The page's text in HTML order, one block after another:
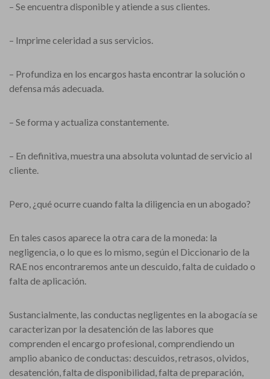
– Se encuentra disponible y atiende a sus clientes.
– Imprime celeridad a sus servicios.
– Profundiza en los encargos hasta encontrar la solución o
defensa más adecuada.
– Se forma y actualiza constantemente.
– En definitiva, muestra una absoluta voluntad de servicio al
cliente.
Pero, ¿qué ocurre cuando falta la diligencia en un abogado?
En tales casos aparece la otra cara de la moneda: la
negligencia, o lo que es lo mismo, según el Diccionario de la
RAE nos encontraremos ante un descuido, falta de cuidado o
falta de aplicación.
Sustancialmente, las conductas negligentes en la abogacía se
caracterizan por la desatención de las labores que
comprenden el encargo profesional, comprendiendo un
amplio abanico de conductas: descuidos, retrasos, olvidos,
desatención, falta de disponibilidad, falta de preparación,